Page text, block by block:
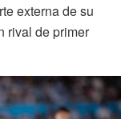
externa de su
rival de primer